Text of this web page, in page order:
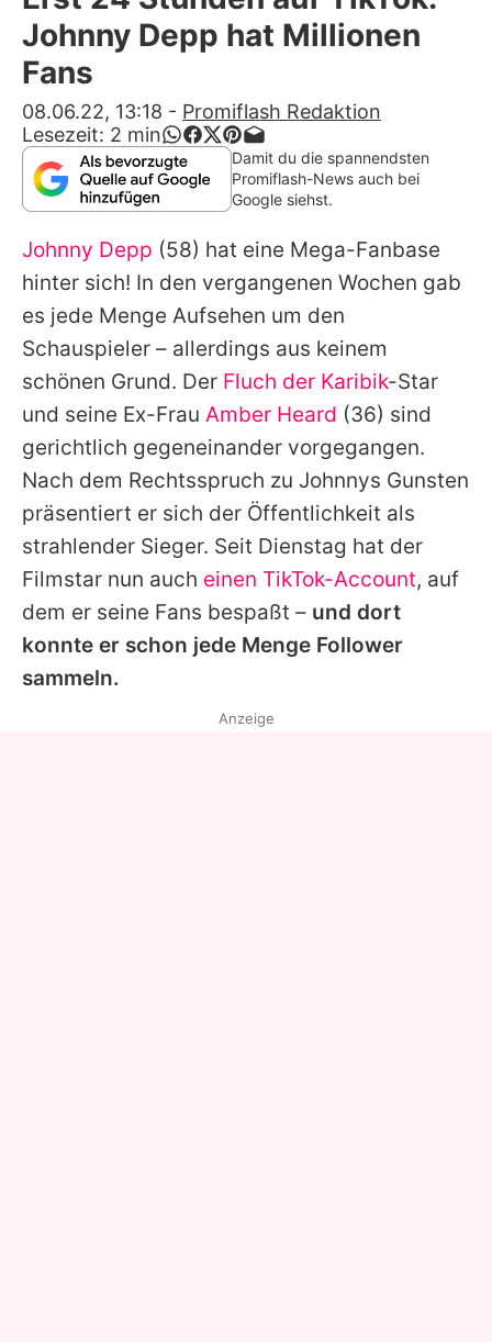
Alle Themen auf Promiflash
App runterladen
Team
Redaktionelle Richtlinien
Impressum
Datenschutzerklärung
Nutzungsbedingungen
Utiq verwalten
Johnny Depp hat Millionen
Fans
08.06.22, 13:18 - Promiflash Redaktion
Lesezeit: 2 min
Damit du die spannendsten
Promiflash-News auch bei
Google siehst.
Johnny Depp (58) hat eine Mega-Fanbase
hinter sich! In den vergangenen Wochen gab
es jede Menge Aufsehen um den
Schauspieler – allerdings aus keinem
schönen Grund. Der Fluch der Karibik-Star
und seine Ex-Frau Amber Heard (36) sind
gerichtlich gegeneinander vorgegangen.
Nach dem Rechtsspruch zu Johnnys Gunsten
präsentiert er sich der Öffentlichkeit als
strahlender Sieger. Seit Dienstag hat der
Filmstar nun auch einen TikTok-Account, auf
dem er seine Fans bespaßt – und dort
konnte er schon jede Menge Follower
sammeln.
Anzeige